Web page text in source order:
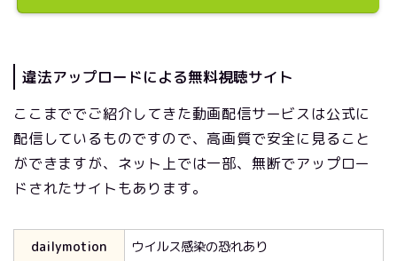
違法アップロードによる無料視聴サイト
ここまででご紹介してきた動画配信サービスは公式に
配信しているものですので、高画質で安全に見ること
ができますが、ネット上では一部、無断でアップロー
ドされたサイトもあります。
dailymotion
ウイルス感染の恐れあり